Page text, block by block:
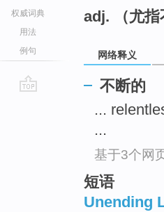
权威词典
用法
例句
adj. （尤指
网络释义
不断的
...
...
基于3个网
短语
Unending